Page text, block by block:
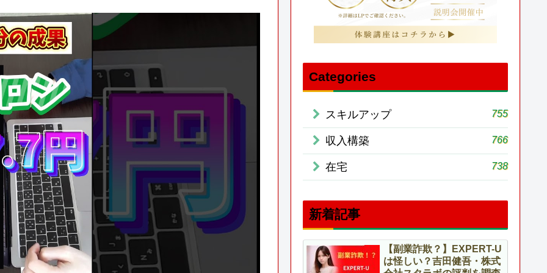
Categories
スキルアップ 755
収入構築 766
在宅 738
新着記事
【副業詐欺？】EXPERT-U
は怪しい？吉田健吾・株式